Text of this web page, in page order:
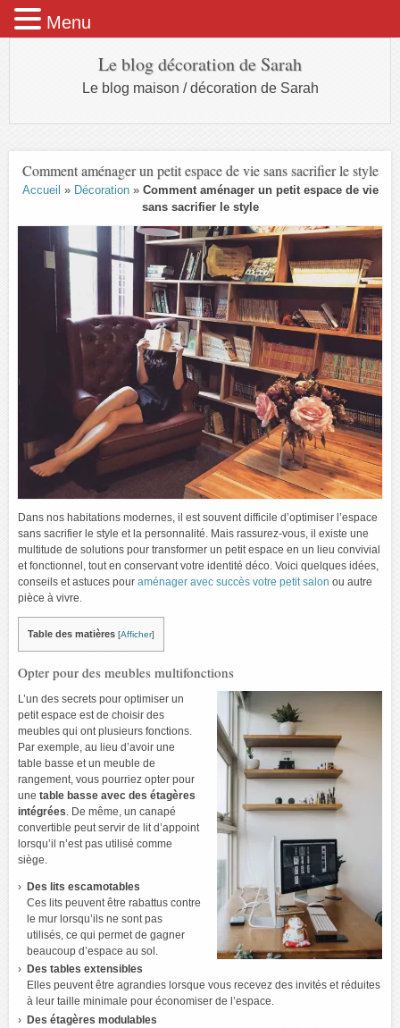
Le blog décoration de Sarah
Le blog maison / décoration de Sarah
Comment aménager un petit espace de vie sans sacrifier le style
Accueil » Décoration» Comment aménager un petit espace de vie
sans sacrifier le style
Dans nos habitations modernes, il est souvent difficile d’optimiser l’espace
sans sacrifier le style et la personnalité. Mais rassurez-vous, il existe une
multitude de solutions pour transformer un petit espace en un lieu convivial
et fonctionnel, tout en conservant votre identité déco. Voici quelques idées,
conseils et astuces pour aménager avec succès votre petit salon ou autre
pièce à vivre.
Table des matières [Afficher]
Opter pour des meubles multifonctions
L’un des secrets pour optimiser un
petit espace est de choisir des
meubles qui ont plusieurs fonctions.
Par exemple, au lieu d’avoir une
table basse et un meuble de
rangement, vous pourriez opter pour
une table basse avec des étagères
intégrées . De même, un canapé
convertible peut servir de lit d’appoint
lorsqu’il n’est pas utilisé comme
siège.
Des lits escamotables
Ces lits peuvent être rabattus contre
le mur lorsqu’ils ne sont pas
utilisés, ce qui permet de gagner
beaucoup d’espace au sol.
Des tables extensibles
Elles peuvent être agrandies lorsque vous recevez des invités et réduites
à leur taille minimale pour économiser de l’espace.
Des étagères modulables
Menu